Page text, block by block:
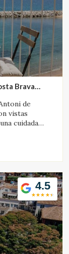
Brava
de
vistas
cuidada
4.5